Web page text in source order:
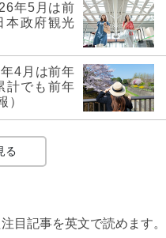
年5月は前
政府観光
4月は前年
計でも前年
）
る
目記事を英文で読めます。